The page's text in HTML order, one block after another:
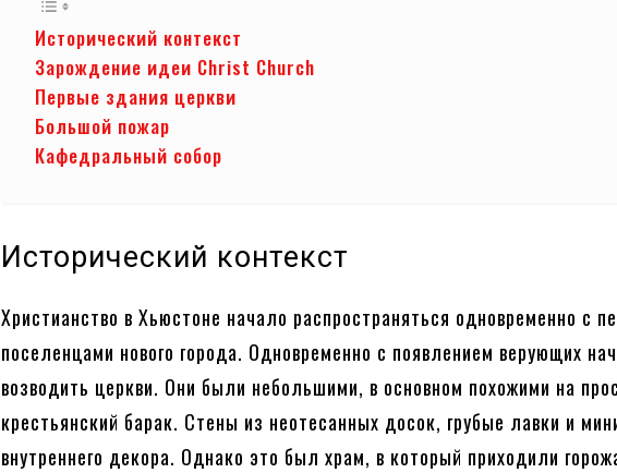
Исторический контекст
Зарождение идеи Christ Church
Первые здания церкви
Большой пожар
Кафедральный собор
Исторический контекст
Христианство в Хьюстоне начало распространяться одновременно с
поселенцами нового города. Одновременно с появлением верующих
возводить церкви. Они были небольшими, в основном похожими на
крестьянский барак. Стены из неотесанных досок, грубые лавки и
внутреннего декора. Однако это был храм, в который приходили